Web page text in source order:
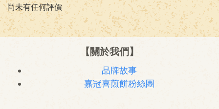
尚未有任何評價
【關於我們】
品牌故事
嘉冠喜煎餅粉絲團